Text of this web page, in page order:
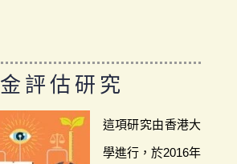
評估研究
這項研究由香港大
學進行，於2016年